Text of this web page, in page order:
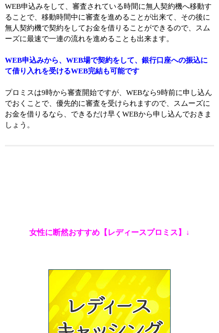
WEB申込みをして、審査されている時間に無人契約機へ移動す
ることで、移動時間中に審査を進めることが出来て、その後に
無人契約機で契約をしてお金を借りることができるので、スム
ーズに最速で一連の流れを進めることも出来ます。
WEB申込みから、WEB場で契約をして、銀行口座への振込に
て借り入れを受けるWEB完結も可能です
プロミスは9時から審査開始ですが、WEBなら9時前に申し込ん
でおくことで、優先的に審査を受けられますので、スムーズに
お金を借りるなら、できるだけ早くWEBから申し込んでおきま
しょう。
女性に断然おすすめ【レディースプロミス】↓